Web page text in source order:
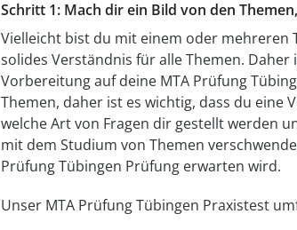
Schritt 1: Mach dir ein Bild von den
Vielleicht bist du mit einem oder mehreren
solides Verständnis für alle Themen.
Vorbereitung auf deine MTA Prüfung
Themen, daher ist es wichtig, dass du eine
welche Art von Fragen dir gestellt werden
mit dem Studium von Themen
Prüfung Tübingen Prüfung erwarten wird.
Unser MTA Prüfung Tübingen Praxistest